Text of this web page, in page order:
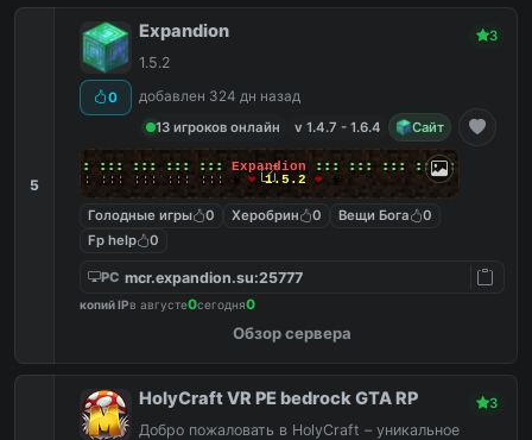
5
0
Expandion 3
1.5.2
добавлен 324 дн назад
13 игроков онлайн
v 1.4.7 - 1.6.4 Сайт
::: ::: ::: ::: ::: Expandion ::: ::: ::: ::: :::
╚╝::: ::: ::: ::: ::: ::: + ❤ 1.5.2 ❤+
Голодные игры 0 Херобрин 0 Вещи Бога
0
Fp help
0
PC mcr.expandion.su:25777
копий IPв августе0сегодня0
Обзор сервера
HolyCraft VR PE bedrock GTA RP 3
Добро пожаловать в HolyCraft – уникальное